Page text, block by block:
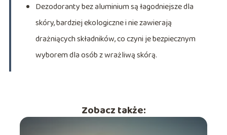
Dezodoranty bez aluminium są łagodniejsze dla
skóry, bardziej ekologiczne i nie zawierają
drażniących składników, co czyni je bezpiecznym
wyborem dla osób z wrażliwą skórą.
Zobacz także: